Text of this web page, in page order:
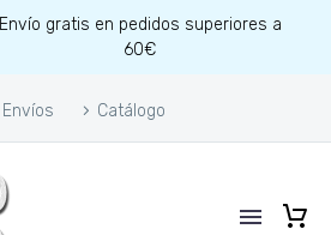
Envío gratis en pedidos superiores a
60€
Envíos Catálogo